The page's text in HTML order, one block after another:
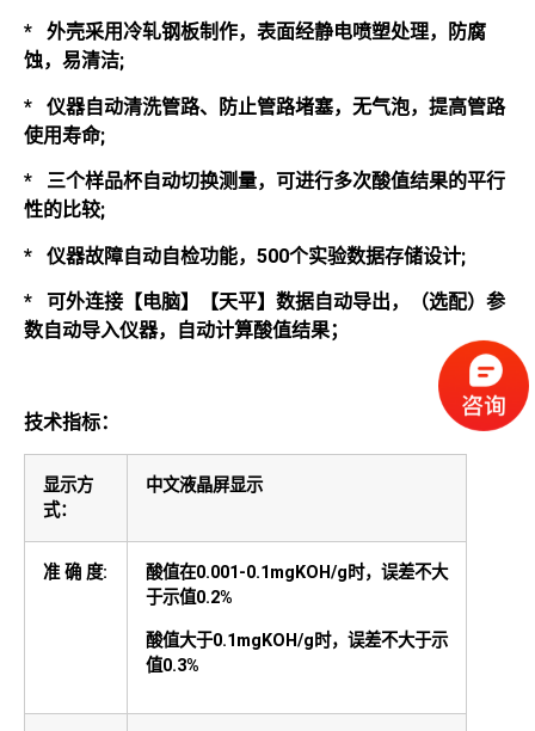
* 外壳采用冷轧钢板制作，表面经静电喷塑处理，防腐
蚀，易清洁;
* 仪器自动清洗管路、防止管路堵塞，无气泡，提高管路
使用寿命;
* 三个样品杯自动切换测量，可进行多次酸值结果的平行
性的比较;
* 仪器故障自动自检功能，500个实验数据存储设计;
* 可外连接【电脑】【天平】数据自动导出，（选配）参
数自动导入仪器，自动计算酸值结果；
技术指标：
显示方
式：
中文液晶屏显示
准 确 度:
酸值在0.001-0.1mgKOH/g时，误差不大
于示值0.2%
酸值大于0.1mgKOH/g时，误差不大于示
值0.3%